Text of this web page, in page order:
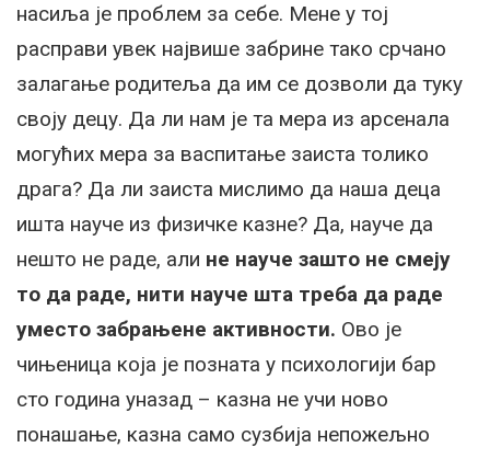
насиља је проблем за себе. Мене у тој
расправи увек највише забрине тако срчано
залагање родитеља да им се дозволи да туку
своју децу. Да ли нам је та мера из арсенала
могућих мера за васпитање заиста толико
драга? Да ли заиста мислимо да наша деца
ишта науче из физичке казне? Да, науче да
нешто не раде, али не науче зашто не смеју
то да раде, нити науче шта треба да раде
уместо забрањене активности. Ово је
чињеница која је позната у психологији бар
сто година уназад – казна не учи ново
понашање, казна само сузбија непожељно